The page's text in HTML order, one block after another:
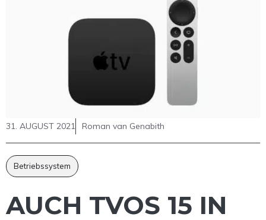
31. AUGUST 2021 Roman van Genabith
Betriebssystem
AUCH TVOS 15 IN